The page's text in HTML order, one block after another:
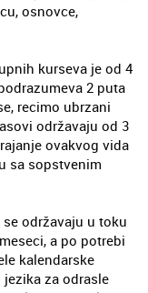
osnovce,
kurseva je od 4
2 puta
recimo ubrzani
održavaju od 3
ovakvog vida
sa sopstvenim
održavaju u toku
a po potrebi
kalendarske
za odrasle